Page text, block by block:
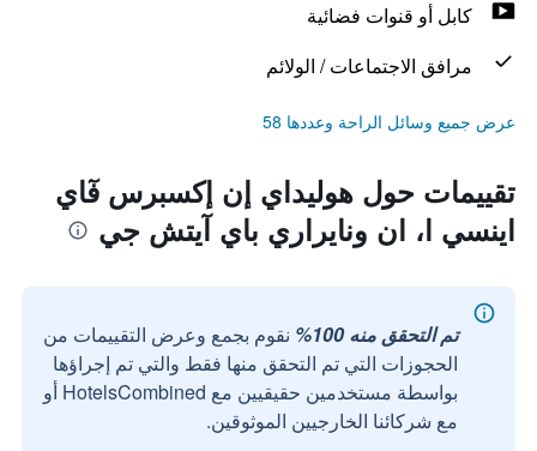
كابل أو قنوات فضائية
مرافق الاجتماعات / الولائم
عرض جميع وسائل الراحة وعددها 58
تقييمات حول هوليداي إن إكسبرس فٓاي
اينسي ا، ان ونايراري باي آيتش جي
تم التحقق منه 100%
نقوم بجمع وعرض التقييمات من
الحجوزات التي تم التحقق منها فقط والتي تم إجراؤها
بواسطة مستخدمين حقيقيين مع HotelsCombined أو
مع شركائنا الخارجيين الموثوقين.